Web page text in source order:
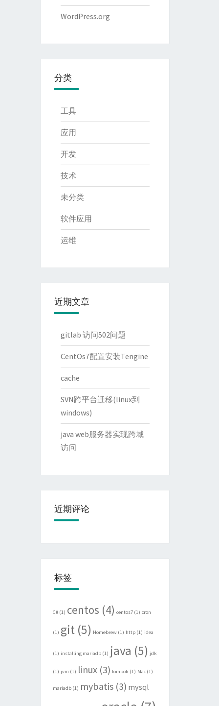
WordPress.org
分类
工具
应用
开发
技术
未分类
软件应用
运维
近期文章
gitlab 访问502问题
CentOs7配置安装Tengine
cache
SVN跨平台迁移(linux到
windows)
java web服务器实现跨域
访问
近期评论
标签
C#(1) centos (4) centos7(1) cron
(1) git(5) Homebrew(1) http(1) idea
(1) installing mariadb(1) java (5) jdk
(1) jvm (1) linux(3) lombok (1) Mac(1)
mariadb(1) mybatis(3) mysql